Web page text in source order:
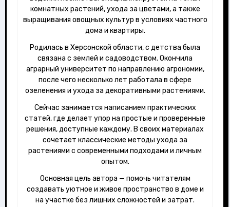
комнатных растений, ухода за цветами, а также
выращивания овощных культур в условиях частного
дома и квартиры.
Родилась в Херсонской области, с детства была
связана с землей и садоводством. Окончила
аграрный университет по направлению агрономии,
после чего несколько лет работала в сфере
озеленения и ухода за декоративными растениями.
Сейчас занимается написанием практических
статей, где делает упор на простые и проверенные
решения, доступные каждому. В своих материалах
сочетает классические методы ухода за
растениями с современными подходами и личным
опытом.
Основная цель автора — помочь читателям
создавать уютное и живое пространство в доме и
на участке без лишних сложностей и затрат.